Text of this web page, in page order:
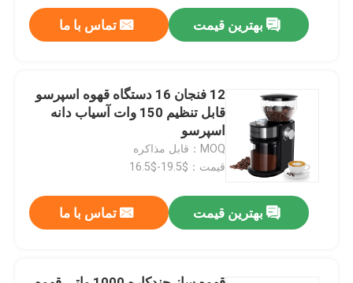
کنترل کیفیت
همه موارد
آسیاب قهوه برقی
بهترین قیمت تماس با ما
12 فنجان 16 دستگاه قهوه اسپرسو
قابل تنظیم 150 وات آسیاب دانه
اسپرسو
MOQ：قابل مذاکره
قیمت：$19.5-$16.5
بهترین قیمت تماس با ما